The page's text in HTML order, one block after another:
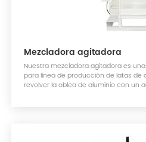
Mezcladora agitadora
Nuestra mezcladora agitadora es
para línea de producción de latas de
revolver la oblea de aluminio con un